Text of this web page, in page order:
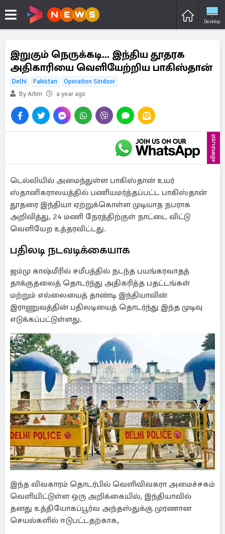
Desktop
இறுகும் நெருக்கடி... இந்திய தூதரக
அதிகாரியை வெளியேற்றிய பாகிஸ்தான்
Delhi Pakistan
Operation Sindoor
By Arbin
a year ago
விளம்பரம்
டெல்லியில் அமைந்துள்ள பாகிஸ்தான் உயர்
ஸ்தானிகராலயத்தில் பணியமர்த்தப்பட்ட பாகிஸ்தான்
தூதரை இந்தியா ஏற்றுக்கொள்ள முடியாத நபராக
அறிவித்து, 24 மணி நேரத்திற்குள் நாட்டை விட்டு
வெளியேற உத்தரவிட்டது.
பதிலடி நடவடிக்கையாக
ஜம்மு காஷ்மீரில் சமீபத்தில் நடந்த பயங்கரவாதத்
தாக்குதலைத் தொடர்ந்து அதிகரித்த பதட்டங்கள்
மற்றும் எல்லையைத் தாண்டி இந்தியாவின்
இராணுவத்தின் பதிலடியைத் தொடர்ந்து இந்த முடிவு
எடுக்கப்பட்டுள்ளது.
இந்த விவகாரம் தொடர்பில் வெளிவிவகரா அமைச்சகம்
வெளியிட்டுள்ள ஒரு அறிக்கையில், இந்தியாவில்
தனது உத்தியோகப்பூர்வ அந்தஸ்துக்கு முரணான
செயல்களில் ஈடுபட்டதற்காக,